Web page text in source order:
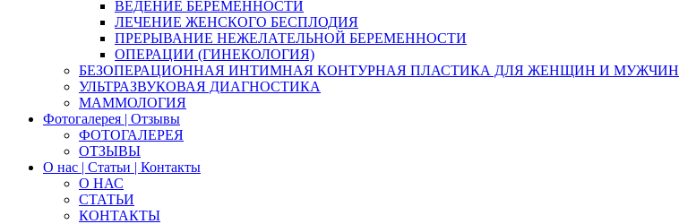
ВЕДЕНИЕ БЕРЕМЕННОСТИ
ЛЕЧЕНИЕ ЖЕНСКОГО БЕСПЛОДИЯ
ПРЕРЫВАНИЕ НЕЖЕЛАТЕЛЬНОЙ БЕРЕМЕННОСТИ
ОПЕРАЦИИ (ГИНЕКОЛОГИЯ)
БЕЗОПЕРАЦИОННАЯ ИНТИМНАЯ КОНТУРНАЯ ПЛАСТИКА ДЛЯ ЖЕНЩИН И МУЖЧИН
УЛЬТРАЗВУКОВАЯ ДИАГНОСТИКА
МАММОЛОГИЯ
Фотогалерея | Отзывы
ФОТОГАЛЕРЕЯ
ОТЗЫВЫ
О нас | Статьи | Контакты
О НАС
СТАТЬИ
КОНТАКТЫ